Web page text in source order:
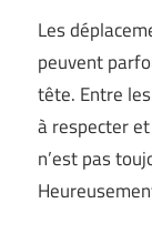
Les
peuvent
tête. Entre
à respecter
n’est pas